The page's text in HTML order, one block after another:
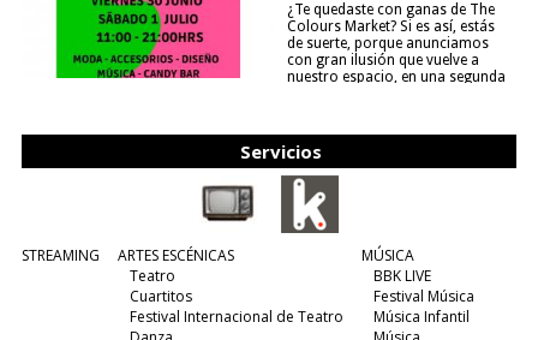
¿Te quedaste con ganas de The
Colours Market? Si es así, estás
de suerte, porque anunciamos
con gran ilusión que vuelve a
nuestro espacio, en una segunda
Servicios
STREAMING
ARTES ESCÉNICAS
Teatro
Cuartitos
Festival Internacional de Teatro
MÚSICA
BBK LIVE
Festival Música
Música Infantil